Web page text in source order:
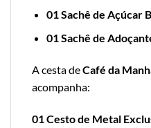
01 Sachê de Açúcar
01 Sachê de
A cesta deCafé da
acompanha:
01 Cesto de Metal